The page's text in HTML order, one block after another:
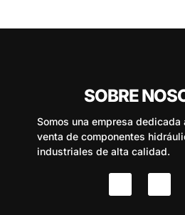
SOBRE
Somos una empresa
venta de componentes
industriales de alta calidad.